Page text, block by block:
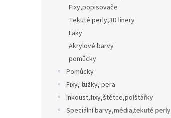
Fixy,popisovače
Tekuté perly,3D linery
Laky
Akrylové barvy
pomůcky
Pomůcky
Fixy, tužky, pera
Inkoust,fixy,štětce,polštářky
Speciální barvy,média,tekuté perly